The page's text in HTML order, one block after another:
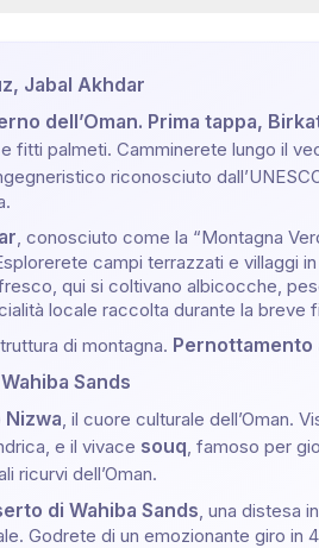
Jabal Akhdar
dell’Oman. Prima tappa,
fitti palmeti. Camminerete lungo il
riconosciuto
, conosciuto come la “Montagna
campi terrazzati e villaggi
qui si coltivano albicocche,
locale raccolta durante la breve
di montagna. Pernottamento
Sands
, il cuore culturale dell’Oman.
e il vivace souq, famoso per
ricurvi dell’Oman.
di Wahiba Sands, una distesa
Godrete di un emozionante giro in